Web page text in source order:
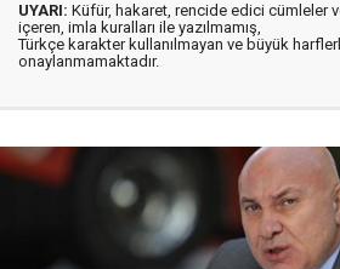
UYARI: Küfür, hakaret, rencide edici cümleler
içeren, imla kuralları ile yazılmamış,
Türkçe karakter kullanılmayan ve büyük
onaylanmamaktadır.